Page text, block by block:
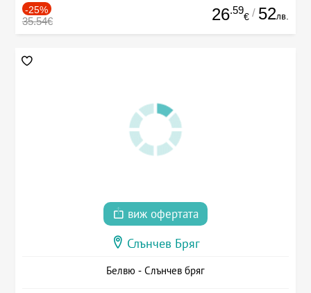
-25%
35.54€ 26.59
€ / 52лв.
виж офертата
Слънчев Бряг
Белвю - Слънчев бряг